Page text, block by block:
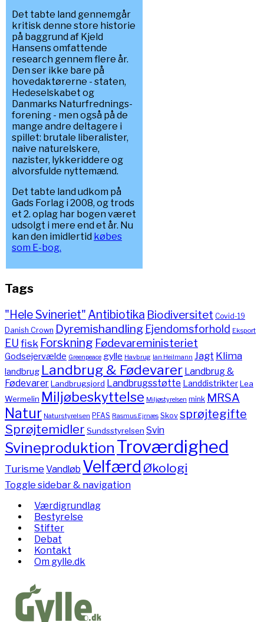
Det tabte land gennemgår
kritisk denne store historie
på baggrund af Kjeld
Hansens omfattende
research gennem flere år.
Den ser ikke bare på
hovedaktørerne - staten,
Hedeselskabet og
Danmarks Naturfrednings-
forening - men også på de
mange andre deltagere i
spillet: brutale liberalister,
naive naturelskere,
nazister, lykkeriddere og
alvorsfulde nyttemænd.
Det tabte land udkom på
Gads Forlag i 2008, og trods
et 2. oplag har bogen været
udsolgt i mere end et år. Nu
kan den imidlertid købes
som E-bog.
Tags
"Hele Svineriet" Antibiotika Biodiversitet Covid-19
Danish Crown Dyremishandling Ejendomsforhold Eksport
EUfisk Forskning Fødevareministeriet
Godsejervælde Greenpeace gylle Havbrug Ian Heilmann Jagt Klima
landbrug Landbrug & Fødevarer Landbrug &
FødevarerLandbrugsjord Landbrugsstøtte LanddistrikterLea
Wermelin Miljøbeskyttelse Miljøstyrelsen mink MRSA
Natur Naturstyrelsen PFAS Rasmus Ejrnæs Skov sprøjtegifte
Sprøjtemidler Sundsstyrelsen Svin
Svineproduktion Troværdighed
TurismeVandløb Velfærd Økologi
Toggle sidebar & navigation
Værdigrundlag
Bestyrelse
Stifter
Debat
Kontakt
Om gylle.dk